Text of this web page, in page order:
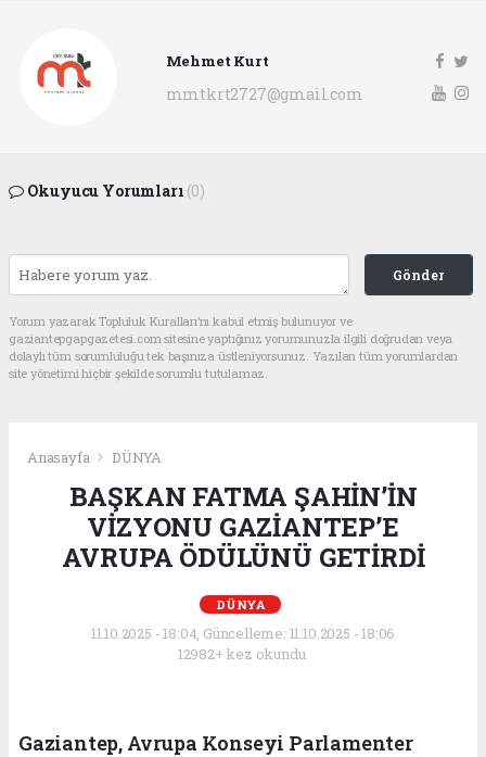
Mehmet Kurt
mmtkrt2727@gmail.com
Okuyucu Yorumları (0)
Gönder
Yorum yazarak Topluluk Kuralları’nı kabul etmiş bulunuyor ve
gaziantepgapgazetesi.com sitesine yaptığınız yorumunuzla ilgili doğrudan veya
dolaylı tüm sorumluluğu tek başınıza üstleniyorsunuz. Yazılan tüm yorumlardan
site yönetimi hiçbir şekilde sorumlu tutulamaz.
Anasayfa DÜNYA
BAŞKAN FATMA ŞAHİN’İN
VİZYONU GAZİANTEP’E
AVRUPA ÖDÜLÜNÜ GETİRDİ
DÜNYA
11.10.2025 - 18:04, Güncelleme: 11.10.2025 - 18:06
12982+ kez okundu.
Gaziantep, Avrupa Konseyi Parlamenter